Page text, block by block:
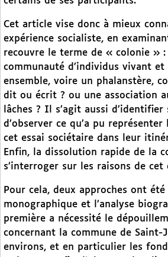
Cet article vise donc à mieux
expérience socialiste, en
recouvre le terme de « colonie »
communauté d’individus vivant
ensemble, voire un phalanstère,
dit ou écrit ? ou une association
lâches ? Il s’agit aussi
d’observer ce qu’a pu
cet essai sociétaire dans leur
Enfin, la dissolution rapide de la
s’interroger sur les raisons de cet
Pour cela, deux approches ont été
monographique et l’analyse
première a nécessité le
concernant la commune de Saint-
environs, et en particulier les